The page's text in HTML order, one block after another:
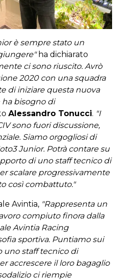
è sempre stato un
ha dichiarato
ci sono riuscito. Avrò
2020 con una squadra
di iniziare questa nuova
ha bisogno di
Alessandro Tonucci. "I
sono fuori discussione,
Siamo orgogliosi di
Junior. Potrà contare su
di uno staff tecnico di
scalare progressivamente
così combattuto."
Avintia, "Rappresenta un
compiuto finora dalla
Avintia Racing
sportiva. Puntiamo sui
uno staff tecnico di
accrescere il loro bagaglio
ci riempie